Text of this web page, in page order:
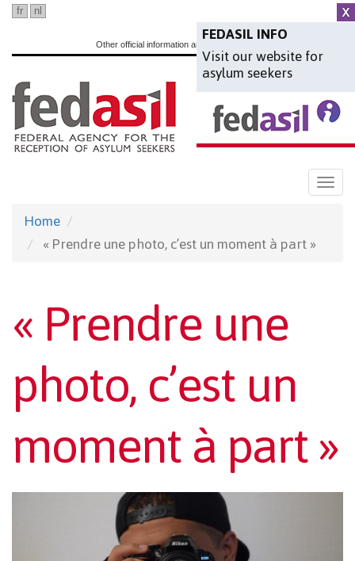
Skip
main
content
FEDASIL INFO
Visit our website for
asylum seekers
fr nl
Other official information and services:
Home
« Prendre une photo, c’est un moment à part »
« Prendre une
photo, c’est un
moment à part »